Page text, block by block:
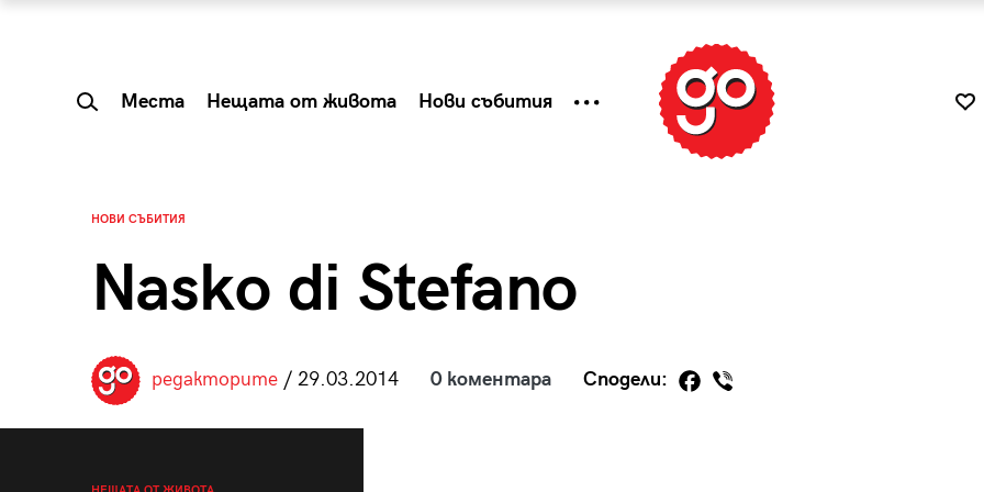
Места Нещата от живота Нови събития
НОВИ СЪБИТИЯ
Nasko di Stefano
редакторите/ 29.03.2014 0 коментара Сподели: